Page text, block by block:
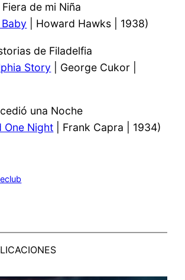
de mi Niña
| Howard Hawks | 1938)
de Filadelfia
Story | George Cukor |
una Noche
One Night | Frank Capra | 1934)